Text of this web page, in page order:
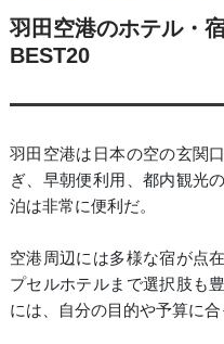
羽田空港のホテル・
BEST20
羽田空港は日本の空の玄関
ぎ、早朝便利用、都内観光
泊は非常に便利だ。
空港周辺には多様な宿が点
プセルホテルまで選択肢も
には、自分の目的や予算に